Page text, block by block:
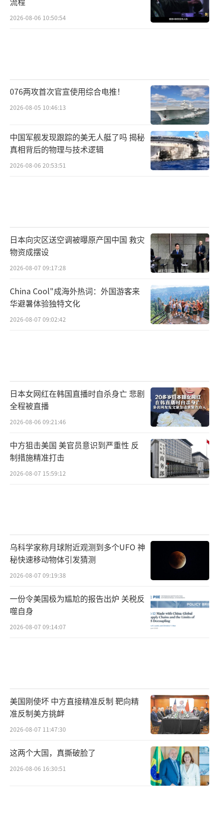
2026-08-06 10:50:54
076两攻首次官宣使用综合电推！
2026-08-05 10:46:13
中国军舰发现跟踪的美无人艇了吗 揭秘
真相背后的物理与技术逻辑
2026-08-06 20:53:51
日本向灾区送空调被曝原产国中国 救灾
物资成摆设
2026-08-07 09:17:28
China Cool"成海外热词：外国游客来
华避暑体验独特文化
2026-08-07 09:02:42
日本女网红在韩国直播时自杀身亡 悲剧
全程被直播
2026-08-06 09:21:46
中方狙击美国 美官员意识到严重性 反
制措施精准打击
2026-08-07 15:59:12
乌科学家称月球附近观测到多个UFO 神
秘快速移动物体引发猜测
2026-08-07 09:19:38
一份令美国极为尴尬的报告出炉 关税反
噬自身
2026-08-07 09:14:07
美国刚使坏 中方直接精准反制 靶向精
准反制美方挑衅
2026-08-07 11:47:30
这两个大国，真撕破脸了
2026-08-06 16:30:51